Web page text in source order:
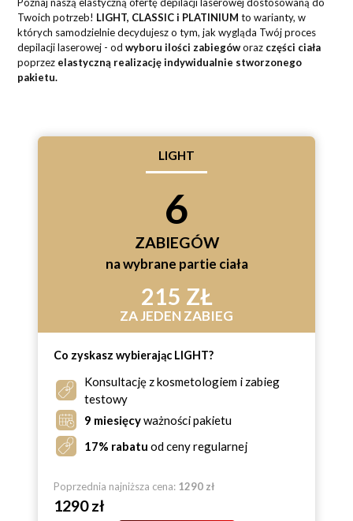
Twoich potrzeb! LIGHT, CLASSIC i PLATINIUM to warianty, w
których samodzielnie decydujesz o tym, jak wygląda Twój proces
depilacji laserowej - odwyboru ilości zabiegóworaz części ciała
poprzez elastyczną realizację indywidualnie stworzonego
pakietu.
LIGHT
6
ZABIEGÓW
na wybrane partie ciała
215 ZŁ
ZA JEDEN ZABIEG
Co zyskasz wybierając LIGHT?
Konsultację z kosmetologiem i zabieg
testowy
9 miesięcyważności pakietu
17% rabatu od ceny regularnej
Poprzednia najniższa cena: 1290 zł
1290 zł